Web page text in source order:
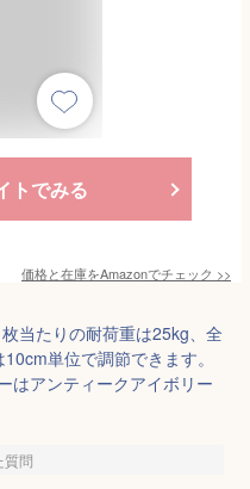
トでみる
価格と在庫をAmazonでチェック >>
当たりの耐荷重は25kg、全
単位で調節できます。
はアンティークアイボリー
質問